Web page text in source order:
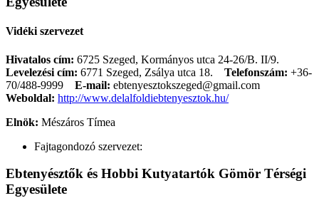
Vidéki szervezet
Hivatalos cím: 6725 Szeged, Kormányos utca 24-26/B. II/9.
Levelezési cím: 6771 Szeged, Zsálya utca 18. Telefonszám: +36-
70/488-9999
E-mail: ebtenyesztokszeged@gmail.com
Weboldal: http://www.delalfoldiebtenyesztok.hu/
Elnök: Mészáros Tímea
Fajtagondozó szervezet:
Ebtenyésztők és Hobbi Kutyatartók Gömör Térségi
Egyesülete